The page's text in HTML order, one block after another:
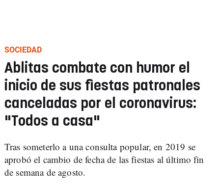
SOCIEDAD
Ablitas combate con humor el
inicio de sus fiestas patronales
canceladas por el coronavirus:
"Todos a casa"
Tras someterlo a una consulta popular, en 2019 se
aprobó el cambio de fecha de las fiestas al último fin
de semana de agosto.